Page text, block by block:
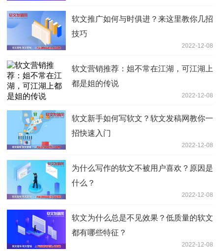
软文推广如何与时俱进？来这里教你几招
技巧
2022-12-08
软文营销推荐：姐不常在江湖，可江湖上
都是姐的传说
2022-12-08
软文新手如何写软文？软文发稿网教你一
招快速入门
2022-12-08
为什么写作的软文不被用户喜欢？原因是
什么？
2022-12-08
软文为什么总是不见效果？低质量的软文
都有哪些特征？
2022-12-08